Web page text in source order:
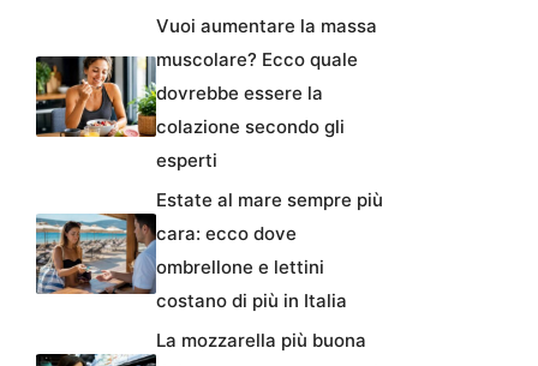
Vuoi aumentare la massa
muscolare? Ecco quale
dovrebbe essere la
colazione secondo gli
esperti
Estate al mare sempre più
cara: ecco dove
ombrellone e lettini
costano di più in Italia
La mozzarella più buona